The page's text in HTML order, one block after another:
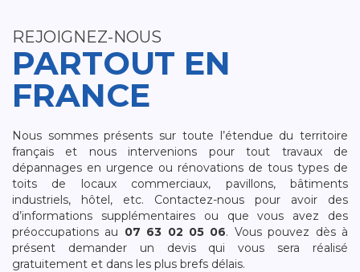
REJOIGNEZ-NOUS
PARTOUT EN
FRANCE
Nous sommes présents sur toute l’étendue du territoire
français et nous intervenions pour tout travaux de
dépannages en urgence ou rénovations de tous types de
toits de locaux commerciaux, pavillons, bâtiments
industriels, hôtel, etc. Contactez-nous pour avoir des
d’informations supplémentaires ou que vous avez des
préoccupations au 07 63 02 05 06. Vous pouvez dès à
présent demander un devis qui vous sera réalisé
gratuitement et dans les plus brefs délais.